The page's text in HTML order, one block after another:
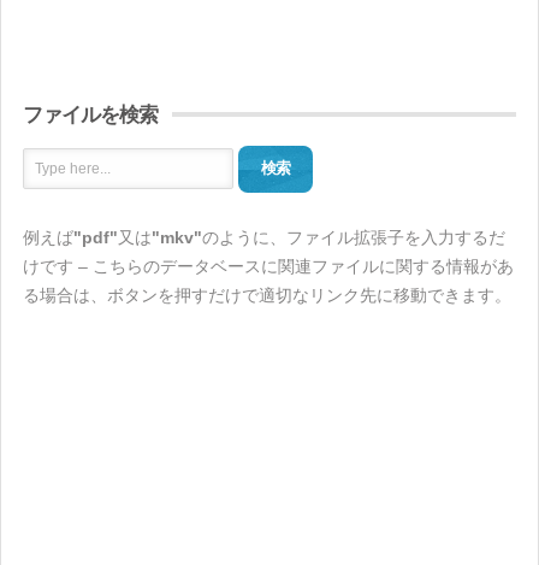
ファイルを検索
検索
例えば"pdf"又は"mkv"のように、ファイル拡張子を入力するだ
けです – こちらのデータベースに関連ファイルに関する情報があ
る場合は、ボタンを押すだけで適切なリンク先に移動できます。